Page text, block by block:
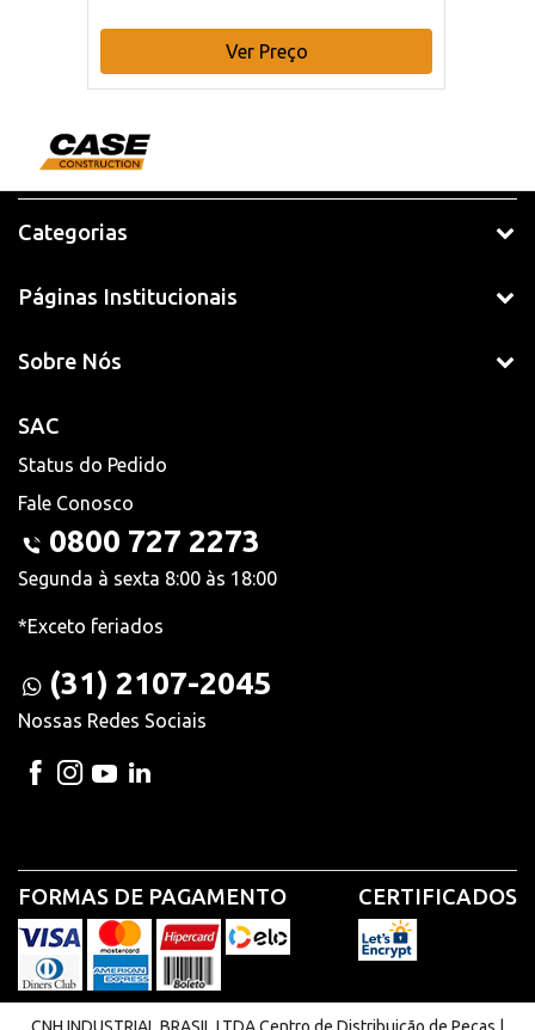
Ver Preço
Categorias
Páginas Institucionais
Sobre Nós
SAC
Status do Pedido
Fale Conosco
0800 727 2273
Segunda à sexta 8:00 às 18:00
*Exceto feriados
(31) 2107-2045
Nossas Redes Sociais
FORMAS DE PAGAMENTO CERTIFICADOS